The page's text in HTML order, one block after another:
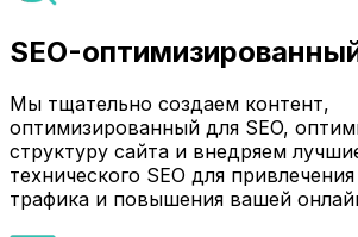
SEO-
Мы тщательно создаем контент,
оптимизированный для SEO,
структуру сайта и внедряем
технического SEO для
трафика и повышения вашей